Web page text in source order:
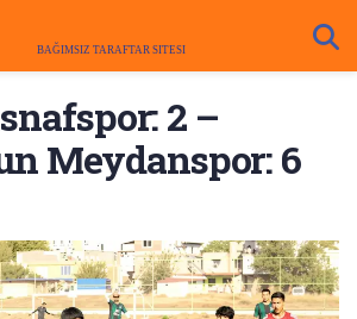
2 –
Meydanspor: 6